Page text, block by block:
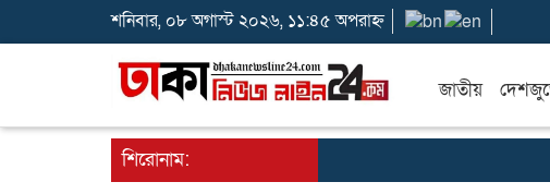
শনিবার, ০৮ অগাস্ট ২০২৬, ১১:৪৫ অপরাহ্ন
জাতীয়
শিরোনাম: